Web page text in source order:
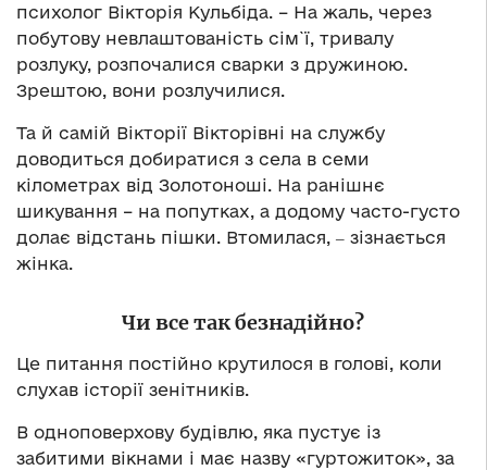
психолог Вікторія Кульбіда. – На жаль, через
побутову невлаштованість сім`ї, тривалу
розлуку, розпочалися сварки з дружиною.
Зрештою, вони розлучилися.
Та й самій Вікторії Вікторівні на службу
доводиться добиратися з села в семи
кілометрах від Золотоноші. На ранішнє
шикування – на попутках, а додому часто-густо
долає відстань пішки. Втомилася, ‒ зізнається
жінка.
Чи все так безнадійно?
Це питання постійно крутилося в голові, коли
слухав історії зенітників.
В одноповерхову будівлю, яка пустує із
забитими вікнами і має назву «гуртожиток», за